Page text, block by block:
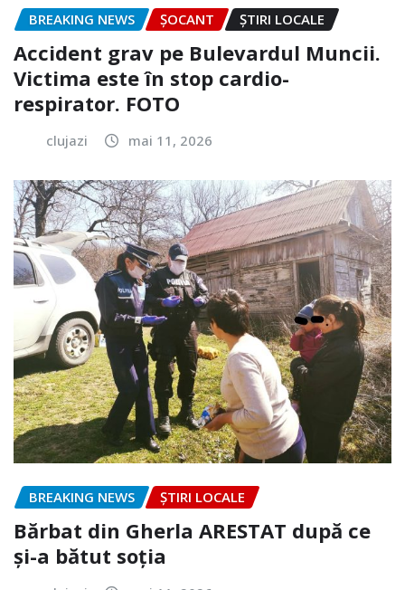
BREAKING NEWS ȘOCANT ȘTIRI LOCALE
Accident grav pe Bulevardul Muncii.
Victima este în stop cardio-
respirator. FOTO
clujazi mai 11, 2026
BREAKING NEWS ȘTIRI LOCALE
Bărbat din Gherla ARESTAT după ce
și-a bătut soția